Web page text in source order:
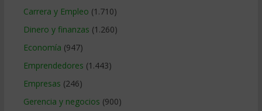
Carrera y Empleo (1.710)
Dinero y finanzas (1.260)
Economía (947)
Emprendedores (1.443)
Empresas (246)
Gerencia y negocios (900)